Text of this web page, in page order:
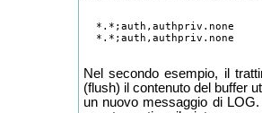
  *.*;auth,authpriv.none	/var/log/syslog
Nel secondo esempio, il
(flush) il contenuto del buffer
un nuovo messaggio di